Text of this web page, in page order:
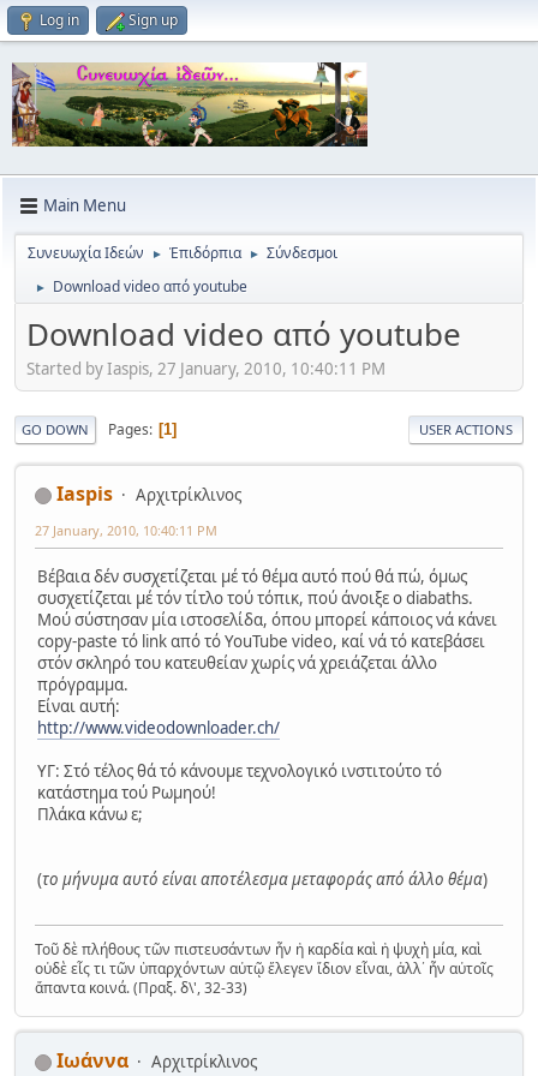
Log in Sign up
Main Menu
Συνευωχία Ιδεών ► Ἐπιδόρπια ► Σύνδεσμοι
► Download video από youtube
Download video από youtube
Started by Iaspis, 27 January, 2010, 10:40:11 PM
GO DOWN Pages 1 USER ACTIONS
Iaspis Αρχιτρίκλινος
27 January, 2010, 10:40:11 PM
Βέβαια δέν συσχετίζεται μέ τό θέμα αυτό πού θά πώ, όμως
συσχετίζεται μέ τόν τίτλο τού τόπικ, πού άνοιξε ο diabaths.
Μού σύστησαν μία ιστοσελίδα, όπου μπορεί κάποιος νά κάνει
copy-paste τό link από τό YouTube video, καί νά τό κατεβάσει
στόν σκληρό του κατευθείαν χωρίς νά χρειάζεται άλλο
πρόγραμμα.
Είναι αυτή:
http://www.videodownloader.ch/
ΥΓ: Στό τέλος θά τό κάνουμε τεχνολογικό ινστιτούτο τό
κατάστημα τού Ρωμηού!
Πλάκα κάνω ε;
(το μήνυμα αυτό είναι αποτέλεσμα μεταφοράς από άλλο θέμα)
Τοῦ δὲ πλήθους τῶν πιστευσάντων ἦν ἡ καρδία καὶ ἡ ψυχὴ μία, καὶ
οὐδὲ εἷς τι τῶν ὑπαρχόντων αὐτῷ ἔλεγεν ἴδιον εἶναι, ἀλλ᾿ ἦν αὐτοῖς
ἅπαντα κοινά. (Πραξ. δ\', 32-33)
Ιωάννα Αρχιτρίκλινος